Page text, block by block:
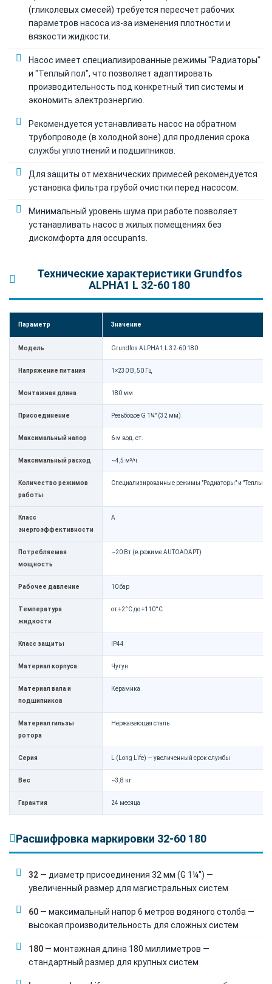
(гликолевых смесей) требуется пересчет рабочих
параметров насоса из-за изменения плотности и
вязкости жидкости.
Насос имеет специализированные режимы "Радиаторы"
и "Теплый пол", что позволяет адаптировать
производительность под конкретный тип системы и
экономить электроэнергию.
Рекомендуется устанавливать насос на обратном
трубопроводе (в холодной зоне) для продления срока
службы уплотнений и подшипников.
Для защиты от механических примесей рекомендуется
установка фильтра грубой очистки перед насосом.
Минимальный уровень шума при работе позволяет
устанавливать насос в жилых помещениях без
дискомфорта для occupants.
Технические характеристики Grundfos
ALPHA1 L 32-60 180
Параметр Значение
Модель Grundfos ALPHA1 L 32-60 180
Напряжение питания 1×230 В, 50 Гц
Монтажная длина 180 мм
Присоединение Резьбовое G 1¼" (32 мм)
Максимальный напор 6 м вод. ст.
Максимальный расход ~4,5 м³/ч
Количество режимов
работы
Специализированные режимы "Радиаторы" и "Теплый
Класс
энергоэффективности
A
Потребляемая
мощность
~20 Вт (в режиме AUTOADAPT)
Рабочее давление 10 бар
Температура
жидкости
от +2°C до +110°C
Класс защиты IP44
Материал корпуса Чугун
Материал вала и
подшипников
Керамика
Материал гильзы
ротора
Нержавеющая сталь
Серия L (Long Life) — увеличенный срок службы
Вес ~3,8 кг
Гарантия 24 месяца
Расшифровка маркировки 32-60 180
32 — диаметр присоединения 32 мм (G 1¼") —
увеличенный размер для магистральных систем
60 — максимальный напор 6 метров водяного столба —
высокая производительность для сложных систем
180 — монтажная длина 180 миллиметров —
стандартный размер для крупных систем